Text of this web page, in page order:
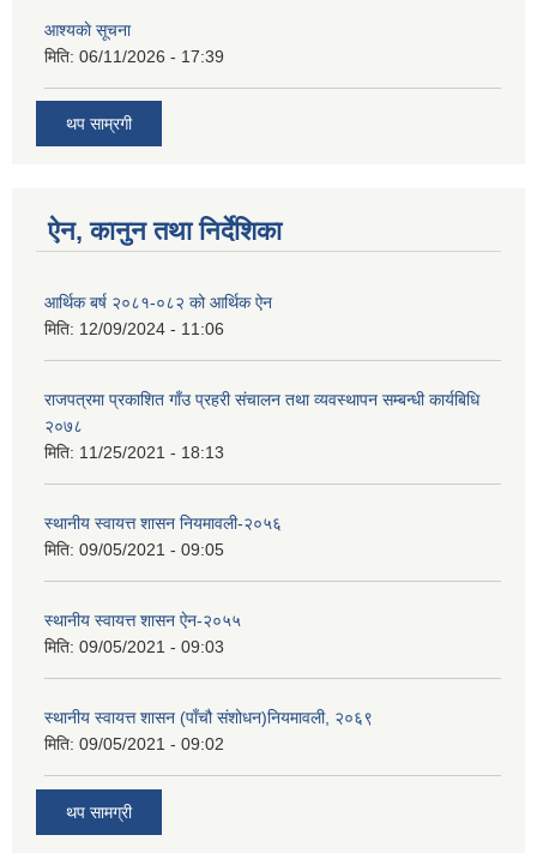
आश्यकाे सूचना
मिति: 06/11/2026 - 17:39
थप साम्रगी
ऐन, कानुन तथा निर्देशिका
आर्थिक बर्ष २०८१-०८२ को आर्थिक ऐन
मिति: 12/09/2024 - 11:06
राजपत्रमा प्रकाशित गाँउ प्रहरी संचालन तथा व्यवस्थापन सम्बन्धी कार्यबिधि
२०७८
मिति: 11/25/2021 - 18:13
स्थानीय स्वायत्त शासन नियमावली-२०५६
मिति: 09/05/2021 - 09:05
स्थानीय स्वायत्त शासन ए‍ेन-२०५५
मिति: 09/05/2021 - 09:03
स्थानीय स्वायत्त शासन (पाँचौ संशोधन)नियमावली, २०६९
मिति: 09/05/2021 - 09:02
थप सामग्री